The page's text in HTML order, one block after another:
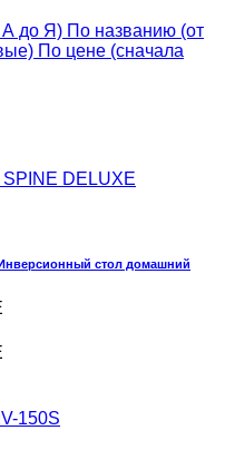
А до Я) По названию (от
По цене (сначала
Инверсионный стол домашний